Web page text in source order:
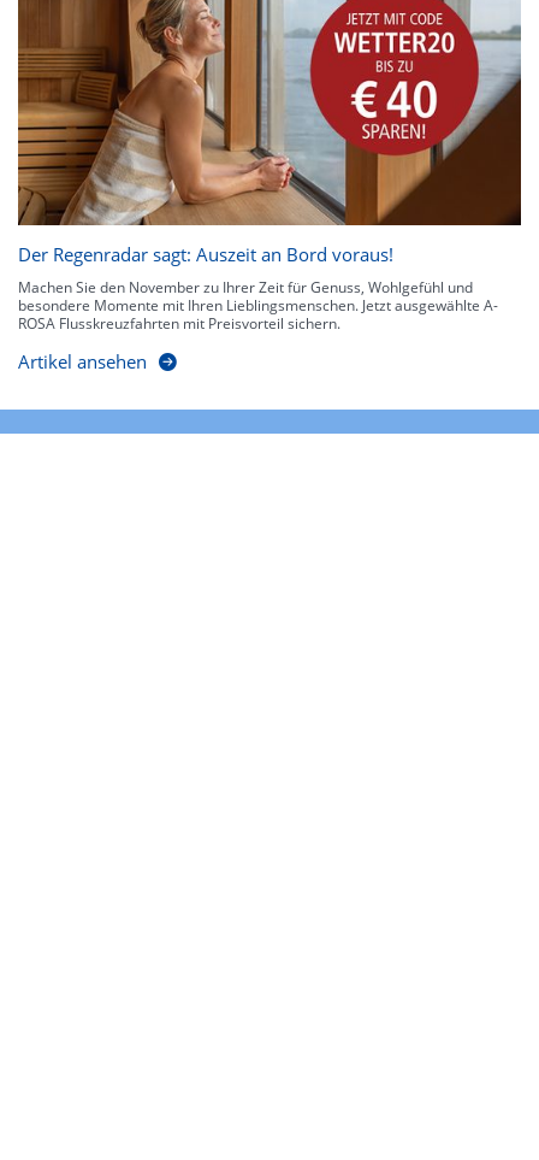
Der Regenradar sagt: Auszeit an Bord voraus!
Machen Sie den November zu Ihrer Zeit für Genuss, Wohlgefühl und
besondere Momente mit Ihren Lieblingsmenschen. Jetzt ausgewählte A-
ROSA Flusskreuzfahrten mit Preisvorteil sichern.
Artikel ansehen